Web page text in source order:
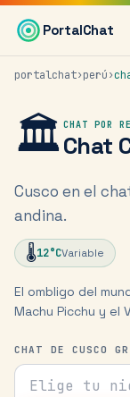
Saltar al
PortalChat
portalchat›perú›
🏛️ CHAT POR
Chat
Cusco en el
andina.
🌡️12°CVariable
El ombligo del
Machu Picchu y el
CHAT DE CUSCO
Tu nick para el